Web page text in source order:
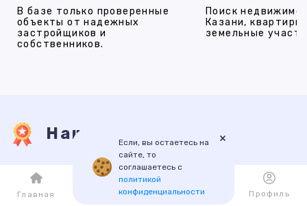
В базе только проверенные
объекты от надежных
застройщиков и
собственников.
Поиск
Казани,
земельные
Наши услуги
ПРОДАЖА АРЕНДА НОВОСТРОЙКИ ИПОТЕКА
Если, вы остаетесь на
сайте, то
соглашаетесь с
политикой
конфиденциальности
×
Главная Каталог Избранное Профиль